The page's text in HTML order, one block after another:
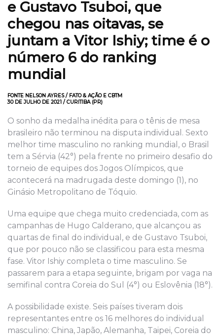
e Gustavo Tsuboi, que
chegou nas oitavas, se
juntam a Vitor Ishiy; time é o
número 6 do ranking
mundial
FONTE NELSON AYRES / FATO & AÇÃO E CBTM
30 DE JULHO DE 2021 / CURITIBA (PR)
O sonho da medalha inédita para o tênis de mesa
brasileiro não terminou na disputa individual. Sexto
melhor time masculino no ranking mundial, o Brasil
tem a Sérvia (42°) pela frente no primeiro desafio do
torneio de equipes dos Jogos Olímpicos, que
acontecerá na madrugada deste domingo (1), no
Ginásio Metropolitano de Tóquio.
Uma equipe que chega muito credenciada, com as
campanhas de Hugo Calderano, que alcançou as
quartas de final do individual, e de Gustavo Tsuboi,
que por pouco não se classificou para esta mesma
fase. Vitor Ishiy completa o time masculino. Se
passarem para a etapa seguinte, brigam por vaga na
semifinal contra Coreia do Sul (4°) ou Eslovênia (18°).
A possibilidade existe. Seis países tiveram dois
representantes entre os 16 melhores do individual
masculino: China, Japão, Alemanha, Taipei, Coreia do